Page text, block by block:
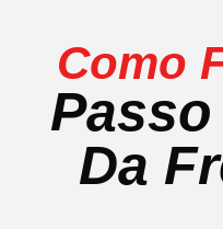
Como
Da